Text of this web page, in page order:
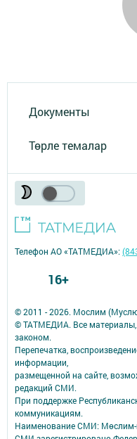
Документы
Төрле темалар
© 2011 - 2026. Мослим
© ТАТМЕДИА. Все
законом.
Перепечатка,
информации,
размещенной на сайте,
редакций СМИ.
При поддержке
коммуникациям.
Наименование СМИ:
Телефон АО «ТАТМЕДИА»:
16+